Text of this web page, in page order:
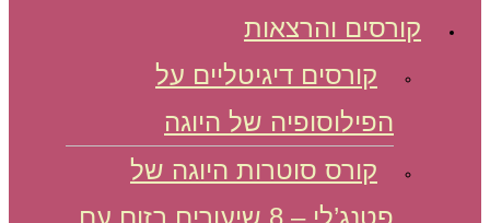
קורסים והרצאות
קורסים דיגיטליים על
הפילוסופיה של היוגה
קורס סוטרות היוגה של
פטנג’לי – 8 שיעורים בזום עם